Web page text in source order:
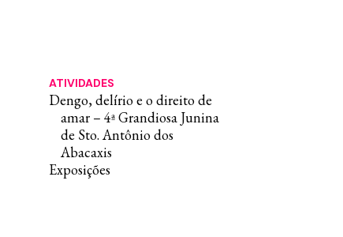
ATIVIDADES
Dengo, delírio e o direito de
amar – 4ª Grandiosa Junina
de Sto. Antônio dos
Abacaxis
Exposições